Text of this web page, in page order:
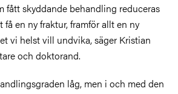
fått skyddande behandling reduceras
få en ny fraktur, framför allt en ny
vi helst vill undvika, säger Kristian
och doktorand.
låg, men i och med den